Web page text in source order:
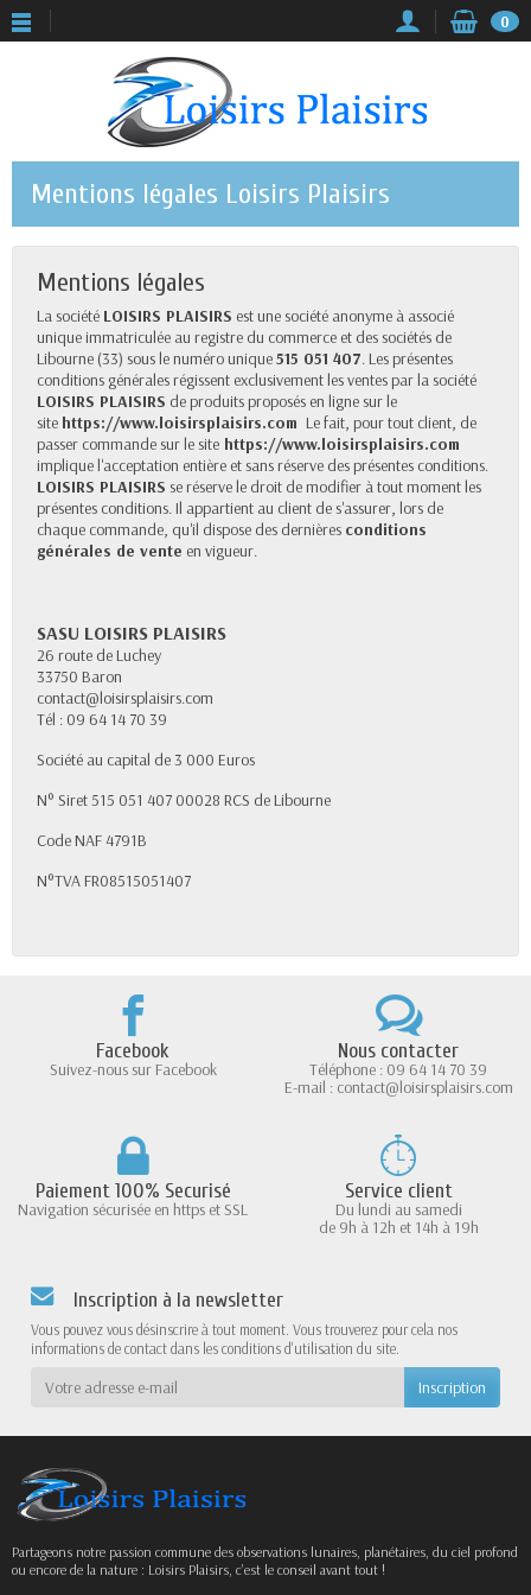
0
Mentions légales Loisirs Plaisirs
Mentions légales
La société LOISIRS PLAISIRS est une société anonyme à associé
unique immatriculée au registre du commerce et des sociétés de
Libourne (33) sous le numéro unique515 051 407. Les présentes
conditions générales régissent exclusivement les ventes par la société
LOISIRS PLAISIRS de produits proposés en ligne sur le
site https://www.loisirsplaisirs.com Le fait, pour tout client, de
passer commande sur le site https://www.loisirsplaisirs.com
implique l'acceptation entière et sans réserve des présentes conditions.
LOISIRS PLAISIRS se réserve le droit de modifier à tout moment les
présentes conditions. Il appartient au client de s'assurer, lors de
chaque commande, qu'il dispose des dernières conditions
générales de vente en vigueur.
SASU LOISIRS PLAISIRS
26 route de Luchey
33750 Baron
contact@loisirsplaisirs.com
Tél : 09 64 14 70 39
Société au capital de 3 000 Euros
N° Siret 515 051 407 00028 RCS de Libourne
Code NAF 4791B
N°TVA FR08515051407
Facebook
Suivez-nous sur Facebook
Nous contacter
Téléphone : 09 64 14 70 39
E-mail : contact@loisirsplaisirs.com
Paiement 100% Securisé
Navigation sécurisée en https et SSL
Service client
Du lundi au samedi
de 9h à 12h et 14h à 19h
Inscription à la newsletter
Vous pouvez vous désinscrire à tout moment. Vous trouverez pour cela nos
informations de contact dans les conditions d'utilisation du site.
Partageons notre passion commune des observations lunaires, planétaires, du ciel profond
ou encore de la nature : Loisirs Plaisirs, c’est le conseil avant tout !